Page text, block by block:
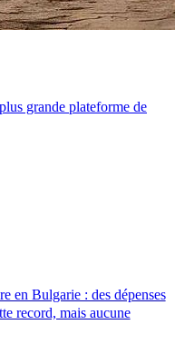
grande plateforme de
en Bulgarie : des dépenses
record, mais aucune